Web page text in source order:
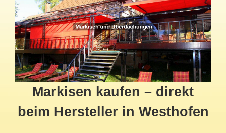
Markisen kaufen – direkt
beim Hersteller in Westhofen